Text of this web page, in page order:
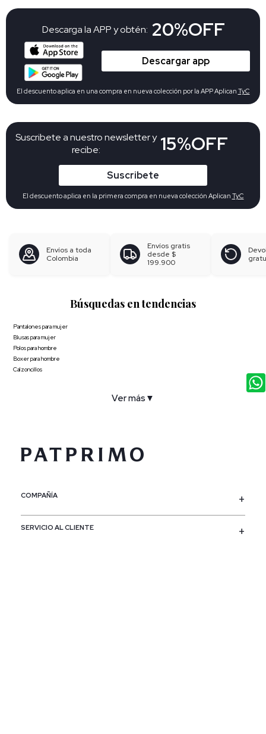
Suscribete a nuestro newsletter y
recibe:
15%OFF
Suscribete
El descuento aplica en la primera compra en nueva colección Aplican TyC
Descarga la APP y obtén: 20%OFF
Descargar app
El descuento aplica en una compra en nueva colección por la APP Aplican TyC
Envíos a toda
Colombia
Envíos gratis
desde $
199.900
Búsquedas en tendencias
Pantalones para mujer
Blusas para mujer
Polos para hombre
Boxer para hombre
Calzoncillos
Ver más ▼
COMPAÑÍA
SERVICIO AL CLIENTE